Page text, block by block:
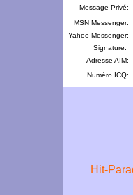
Message Privé:
MSN Messenger:
Yahoo Messenger:
Signature:
Adresse AIM:
Numéro ICQ: